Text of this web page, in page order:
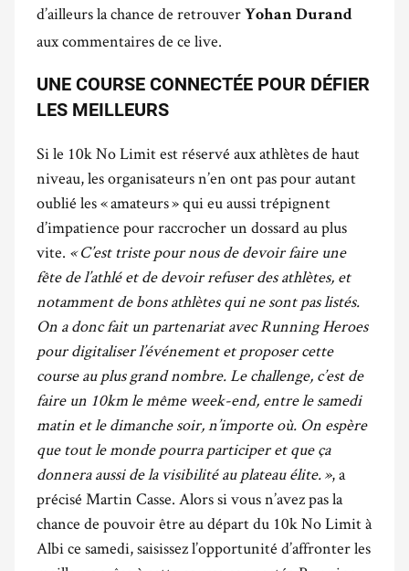
d’ailleurs la chance de retrouver Yohan Durand
aux commentaires de ce live.
UNE COURSE CONNECTÉE POUR DÉFIER
LES MEILLEURS
Si le 10k No Limit est réservé aux athlètes de haut
niveau, les organisateurs n’en ont pas pour autant
oublié les « amateurs » qui eu aussi trépignent
d’impatience pour raccrocher un dossard au plus
vite. « C’est triste pour nous de devoir faire une
fête de l’athlé et de devoir refuser des athlètes, et
notamment de bons athlètes qui ne sont pas listés.
On a donc fait un partenariat avec Running Heroes
pour digitaliser l’événement et proposer cette
course au plus grand nombre. Le challenge, c’est de
faire un 10km le même week-end, entre le samedi
matin et le dimanche soir, n’importe où. On espère
que tout le monde pourra participer et que ça
donnera aussi de la visibilité au plateau élite. », a
précisé Martin Casse. Alors si vous n’avez pas la
chance de pouvoir être au départ du 10k No Limit à
Albi ce samedi, saisissez l’opportunité d’affronter les